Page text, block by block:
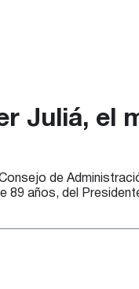
Juliá, el
de
89 años, del